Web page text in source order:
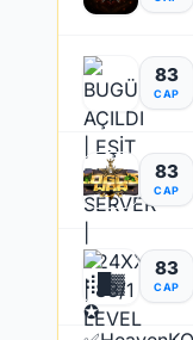
83
CAP
83
CAP
83
CAP